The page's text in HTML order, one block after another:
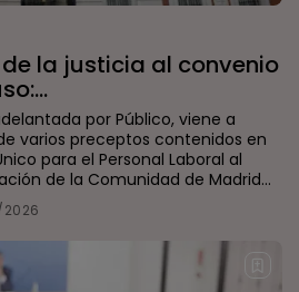
la justicia al convenio
por Público, viene a
varios preceptos contenidos en
para el Personal Laboral al
de la Comunidad de Madrid...